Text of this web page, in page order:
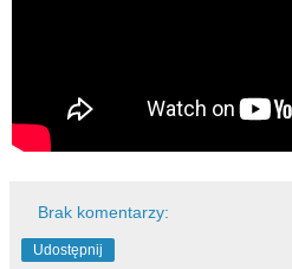
Brak komentarzy:
Udostępnij